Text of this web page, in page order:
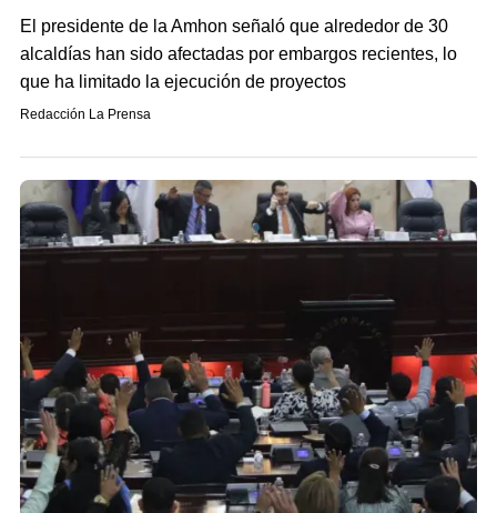
El presidente de la Amhon señaló que alrededor de 30
alcaldías han sido afectadas por embargos recientes, lo
que ha limitado la ejecución de proyectos
Redacción La Prensa